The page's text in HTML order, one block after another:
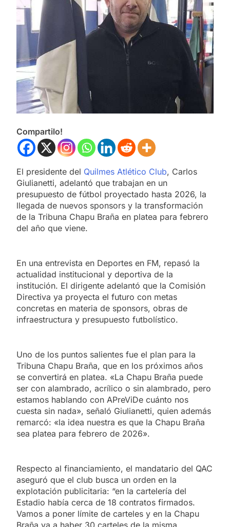
Compartilo!
El presidente del Quilmes Atlético Club, Carlos
Giulianetti, adelantó que trabajan en un
presupuesto de fútbol proyectado hasta 2026, la
llegada de nuevos sponsors y la transformación
de la Tribuna Chapu Braña en platea para febrero
del año que viene.
En una entrevista en Deportes en FM, repasó la
actualidad institucional y deportiva de la
institución. El dirigente adelantó que la Comisión
Directiva ya proyecta el futuro con metas
concretas en materia de sponsors, obras de
infraestructura y presupuesto futbolístico.
Uno de los puntos salientes fue el plan para la
Tribuna Chapu Braña, que en los próximos años
se convertirá en platea. «La Chapu Braña puede
ser con alambrado, acrílico o sin alambrado, pero
estamos hablando con APreViDe cuánto nos
cuesta sin nada», señaló Giulianetti, quien además
remarcó: «la idea nuestra es que la Chapu Braña
sea platea para febrero de 2026».
Respecto al financiamiento, el mandatario del QAC
aseguró que el club busca un orden en la
explotación publicitaria: “en la cartelería del
Estadio había cerca de 18 contratos firmados.
Vamos a poner límite de carteles y en la Chapu